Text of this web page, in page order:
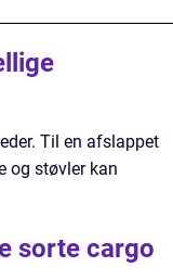
Til en afslappet
og støvler kan
sorte cargo